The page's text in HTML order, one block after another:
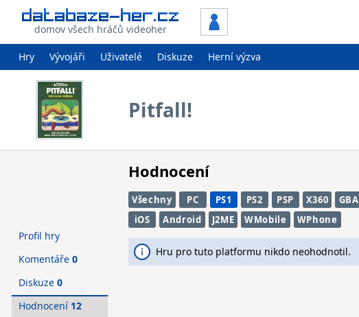
domov všech hráčů videoher
Hry Vývojáři Uživatelé Diskuze Herní výzva
Pitfall!
Hodnocení
Všechny PC PS1 PS2 PSP X360 GBA
iOS
Android J2ME WMobile WPhone
Hru pro tuto platformu nikdo neohodnotil.
Profil hry
Komentáře 0
Diskuze 0
Hodnocení 12